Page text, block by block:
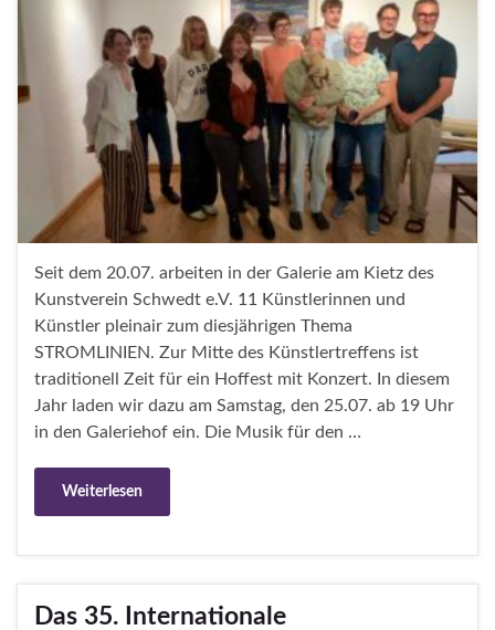
Seit dem 20.07. arbeiten in der Galerie am Kietz des
Kunstverein Schwedt e.V. 11 Künstlerinnen und
Künstler pleinair zum diesjährigen Thema
STROMLINIEN. Zur Mitte des Künstlertreffens ist
traditionell Zeit für ein Hoffest mit Konzert. In diesem
Jahr laden wir dazu am Samstag, den 25.07. ab 19 Uhr
in den Galeriehof ein. Die Musik für den …
Weiterlesen
Das 35. Internationale